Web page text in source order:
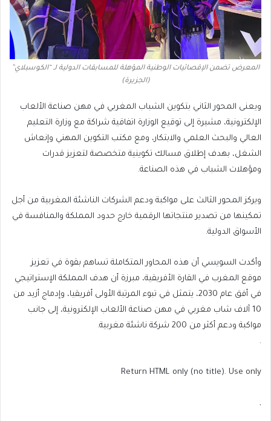
المعرض تضمن الإقصائيات الوطنية المؤهلة للمسابقات الدولية لـ “الكوسبلاي”
(الجزيرة)
ويعنى المحور الثاني بتكوين الشباب المغربي في مهن صناعة الألعاب
الإلكترونية، مشيرة إلى توقيع الوزارة اتفاقية شراكة مع وزارة التعليم
العالي والبحث العلمي والابتكار، ومع مكتب التكوين المهني وإنعاش
الشغل، بهدف إطلاق مسالك تكوينية متخصصة لتعزيز قدرات
ومؤهلات الشباب في هذه الصناعة.
ويركز المحور الثالث على مواكبة ودعم الشركات الناشئة المغربية من أجل
تمكينها من تصدير منتجاتها الرقمية خارج حدود المملكة والمنافسة في
الأسواق الدولية.
وأكدت السويسي أن هذه المحاور المتكاملة تساهم بقوة في تعزيز
موقع المغرب في القارة الأفريقية، مبرزة أن هدف المملكة الإستراتيجي
في أفق عام 2030، يتمثل في تبوء المرتبة الأولى أفريقيا، وإدماج أزيد من
10 آلاف شاب مغربي في مهن صناعة الألعاب الإلكترونية، إلى جانب
مواكبة ودعم أكثر من 200 شركة ناشئة مغربية.
.
Return HTML only (no title). Use only
,